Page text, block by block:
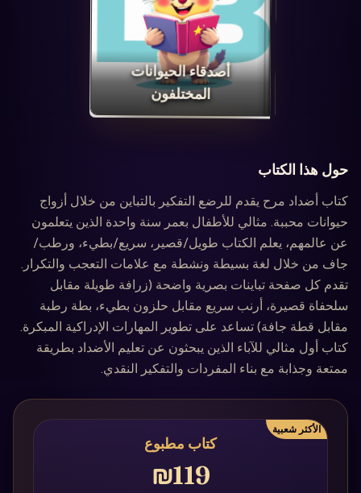
‏أصدقاء الحيوانات
المختلفون‏
حول هذا الكتاب
كتاب أضداد مرح يقدم للرضع التفكير بالتباين من خلال أزواج
حيوانات محببة. مثالي للأطفال بعمر سنة واحدة الذين يتعلمون
عن عالمهم، يعلم الكتاب طويل/قصير، سريع/بطيء، ورطب/
جاف من خلال لغة بسيطة ونشطة مع علامات التعجب والتكرار.
تقدم كل صفحة تباينات بصرية واضحة (زرافة طويلة مقابل
سلحفاة قصيرة، أرنب سريع مقابل حلزون بطيء، بطة رطبة
مقابل قطة جافة) تساعد على تطوير المهارات الإدراكية المبكرة.
كتاب أول مثالي للآباء الذين يبحثون عن تعليم الأضداد بطريقة
ممتعة وجذابة مع بناء المفردات والتفكير النقدي.
الأكثر شعبية
كتاب مطبوع
₪119